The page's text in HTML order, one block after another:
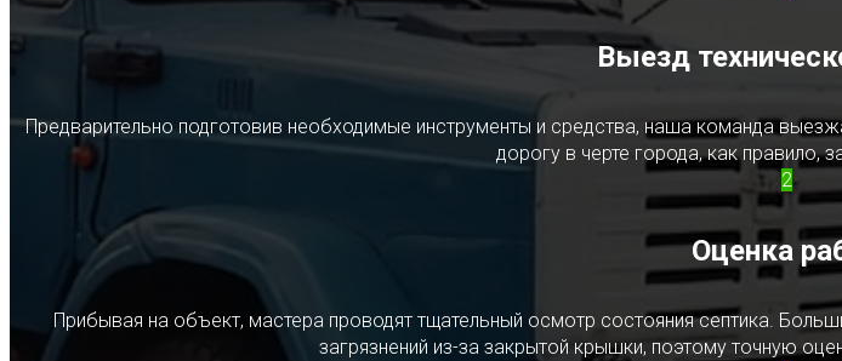
Выезд
Предварительно подготовив необходимые инструменты и средства, наша команда
дорогу в черте города, как правило,
2
Оценка
Прибывая на объект, мастера проводят тщательный осмотр состояния септика.
загрязнений из-за закрытой крышки, поэтому точную